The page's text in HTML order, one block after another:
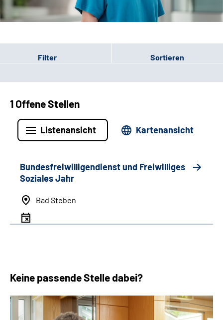
Patienten-Login
Filter Sortieren
1 Offene Stellen
Listenansicht Kartenansicht
Bundesfreiwilligendienst und Freiwilliges
Soziales Jahr
Bad Steben
Keine passende Stelle dabei?